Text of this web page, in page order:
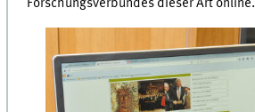
Forschungsverbundes dieser Art online.